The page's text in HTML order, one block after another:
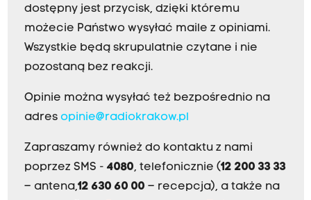
dostępny jest przycisk, dzięki któremu
możecie Państwo wysyłać maile z opiniami.
Wszystkie będą skrupulatnie czytane i nie
pozostaną bez reakcji.
Opinie można wysyłać też bezpośrednio na
adres opinie@radiokrakow.pl
Zapraszamy również do kontaktu z nami
poprzez SMS - 4080, telefonicznie (12 200 33 33
– antena,12 630 60 00 – recepcja), a także na